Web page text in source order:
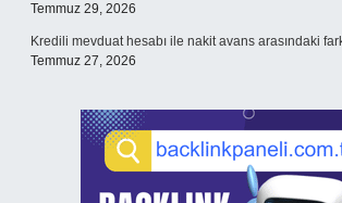
Temmuz 29, 2026
Kredili mevduat hesabı ile nakit avans arasındaki
Temmuz 27, 2026